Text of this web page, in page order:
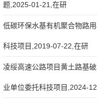
题,2025-01-21,在研
低碳环保水基有机聚合物路
科技项目,2019-07-22,在研
凌绥高速公路项目黄土路基
业单位委托科技项目,2024-